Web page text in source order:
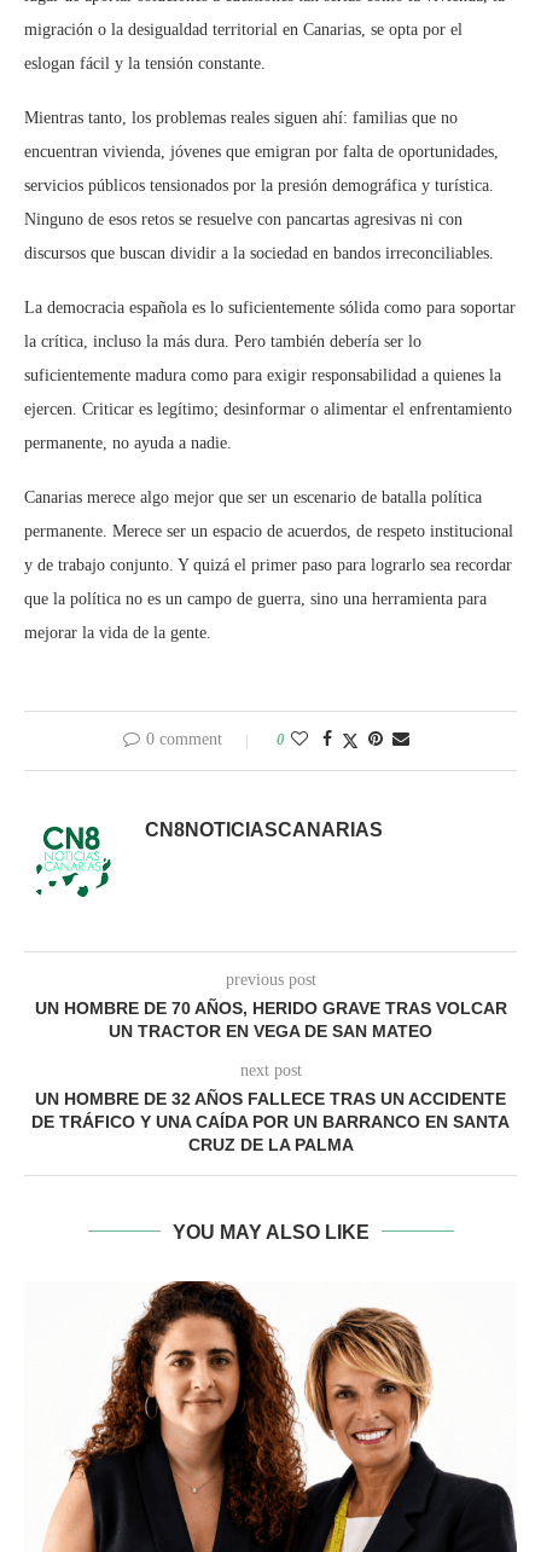
migración o la desigualdad territorial en Canarias, se opta por el
eslogan fácil y la tensión constante.
Mientras tanto, los problemas reales siguen ahí: familias que no
encuentran vivienda, jóvenes que emigran por falta de oportunidades,
servicios públicos tensionados por la presión demográfica y turística.
Ninguno de esos retos se resuelve con pancartas agresivas ni con
discursos que buscan dividir a la sociedad en bandos irreconciliables.
La democracia española es lo suficientemente sólida como para soportar
la crítica, incluso la más dura. Pero también debería ser lo
suficientemente madura como para exigir responsabilidad a quienes la
ejercen. Criticar es legítimo; desinformar o alimentar el enfrentamiento
permanente, no ayuda a nadie.
Canarias merece algo mejor que ser un escenario de batalla política
permanente. Merece ser un espacio de acuerdos, de respeto institucional
y de trabajo conjunto. Y quizá el primer paso para lograrlo sea recordar
que la política no es un campo de guerra, sino una herramienta para
mejorar la vida de la gente.
0 comment 0
CN8NOTICIASCANARIAS
previous post
UN HOMBRE DE 70 AÑOS, HERIDO GRAVE TRAS VOLCAR
UN TRACTOR EN VEGA DE SAN MATEO
next post
UN HOMBRE DE 32 AÑOS FALLECE TRAS UN ACCIDENTE
DE TRÁFICO Y UNA CAÍDA POR UN BARRANCO EN SANTA
CRUZ DE LA PALMA
YOU MAY ALSO LIKE